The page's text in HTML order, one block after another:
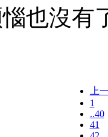
也沒有
上
1
..40
41